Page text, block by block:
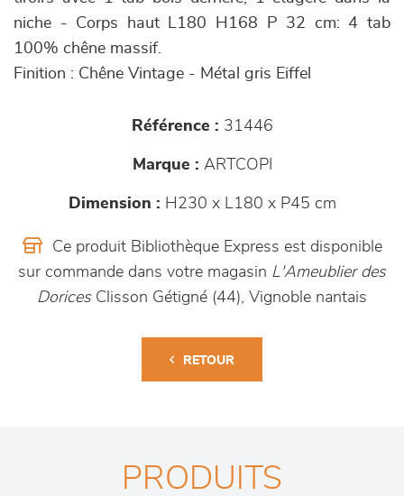
niche - Corps haut L180 H168 P 32 cm: 4 tab
100% chêne massif.
Finition : Chêne Vintage - Métal gris Eiffel
Référence : 31446
Marque : ARTCOPI
Dimension : H230 x L180 x P45 cm
Ce produit Bibliothèque Express est disponible
sur commande dans votre magasin L'Ameublier des
DoricesClisson Gétigné (44), Vignoble nantais
RETOUR
PRODUITS